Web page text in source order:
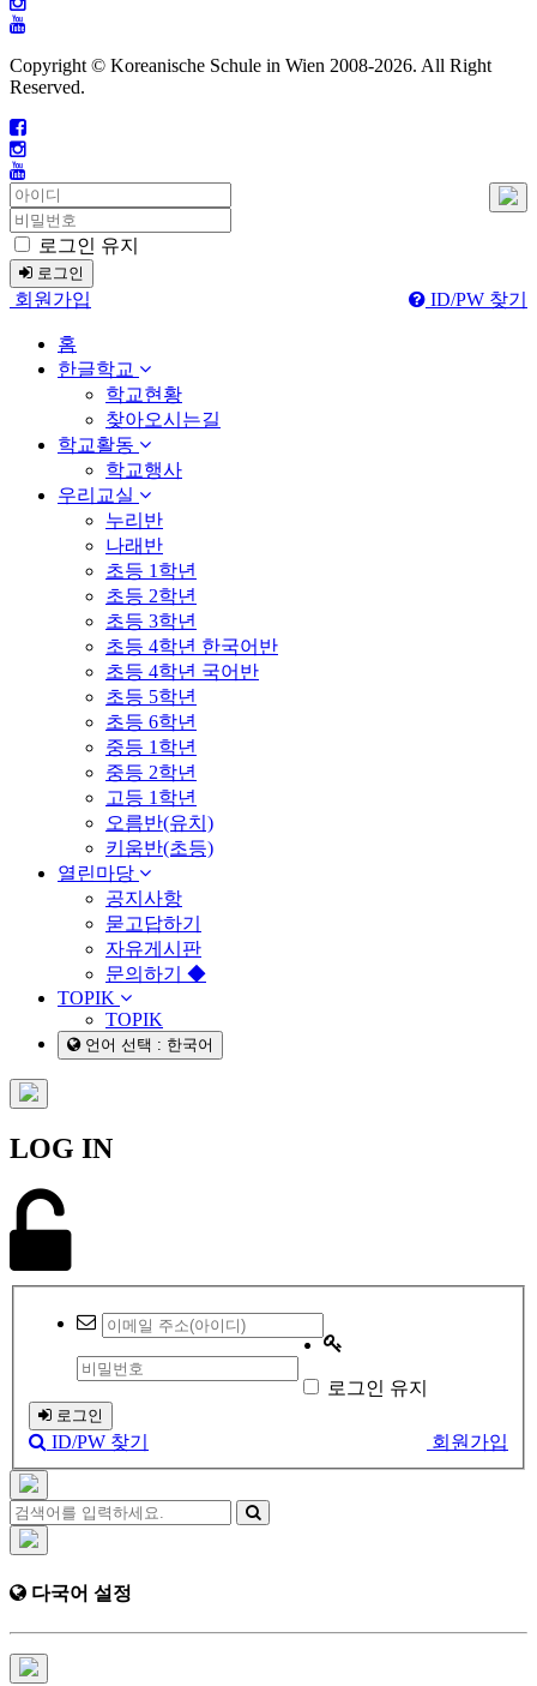
Copyright © Koreanische Schule in Wien 2008-2026. All Right
Reserved.
로그인 유지
로그인
회원가입 ID/PW 찾기
홈
한글학교
학교현황
찾아오시는길
학교활동
학교행사
우리교실
누리반
나래반
초등 1학년
초등 2학년
초등 3학년
초등 4학년 한국어반
초등 4학년 국어반
초등 5학년
초등 6학년
중등 1학년
중등 2학년
고등 1학년
오름반(유치)
키움반(초등)
열린마당
공지사항
묻고답하기
자유게시판
문의하기 ◆
TOPIK
TOPIK
언어 선택 : 한국어
LOG IN
로그인 유지
로그인
회원가입
ID/PW 찾기
다국어 설정